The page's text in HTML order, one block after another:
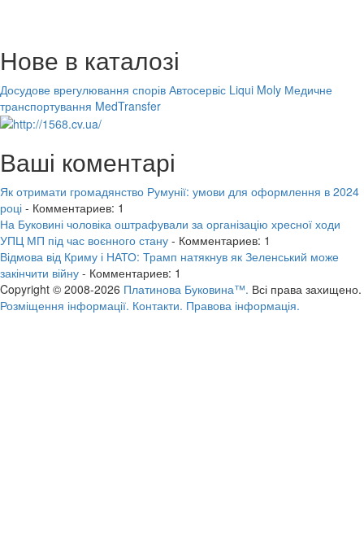
Нове в каталозі
Досудове врегулювання спорів Автосервіс Liqui Moly Медичне
транспортування MedTransfer
Ваші коментарі
Як отримати громадянство Румунії: умови для оформлення в 2024
році - Комментариев: 1
На Буковині чоловіка оштрафували за організацію хресної ходи
УПЦ МП під час воєнного стану - Комментариев: 1
Відмова від Криму і НАТО: Трамп натякнув як Зеленський може
закінчити війну - Комментариев: 1
Copyright © 2008-2026 Платинова Буковина™. Всі права захищено.
Розміщення інформації. Контакти. Правова інформація.